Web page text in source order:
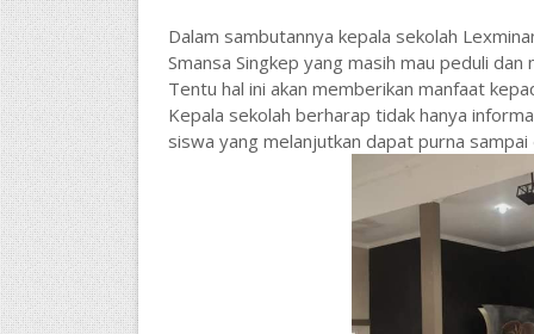
Dalam sambutannya kepala sekolah
Smansa Singkep yang masih mau peduli
Tentu hal ini akan memberikan manfaat
Kepala sekolah berharap tidak hanya
siswa yang melanjutkan dapat purna